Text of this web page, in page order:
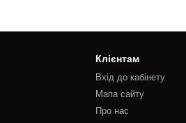
Клієнтам
Вхід до кабінету
Мапа сайту
Про нас